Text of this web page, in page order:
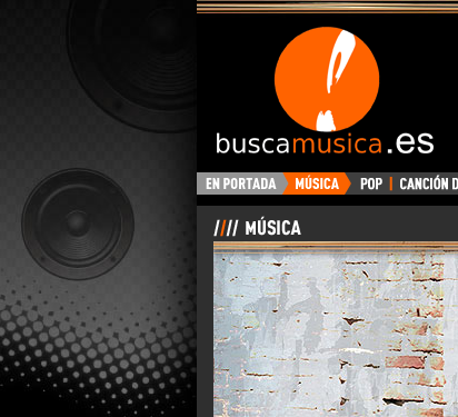
BuscaMusica.es